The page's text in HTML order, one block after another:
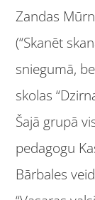
Zandas
(“Skanēt
sniegumā,
skolas
Šajā grupā
pedagogu
Bārbales